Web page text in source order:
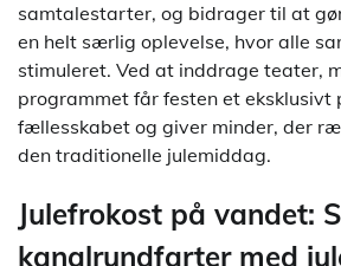
samtalestarter, og bidrager til at
en helt særlig oplevelse, hvor alle
stimuleret. Ved at inddrage teater,
programmet får festen et
fællesskabet og giver minder, der
den traditionelle julemiddag.
Julefrokost på vandet:
kanalrundfarter med